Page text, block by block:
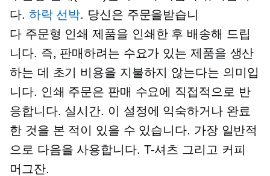
다. 하락 선박. 당신은 주문을받습니
다 주문형 인쇄 제품을 인쇄한 후 배송해 드립
니다. 즉, 판매하려는 수요가 있는 제품을 생산
하는 데 초기 비용을 지불하지 않는다는 의미입
니다. 인쇄 주문은 판매 수요에 직접적으로 반
응합니다. 실시간. 이 설정에 익숙하거나 완료
한 것을 본 적이 있을 수 있습니다. 가장 일반적
으로 다음을 사용합니다. T-셔츠 그리고 커피
머그잔.